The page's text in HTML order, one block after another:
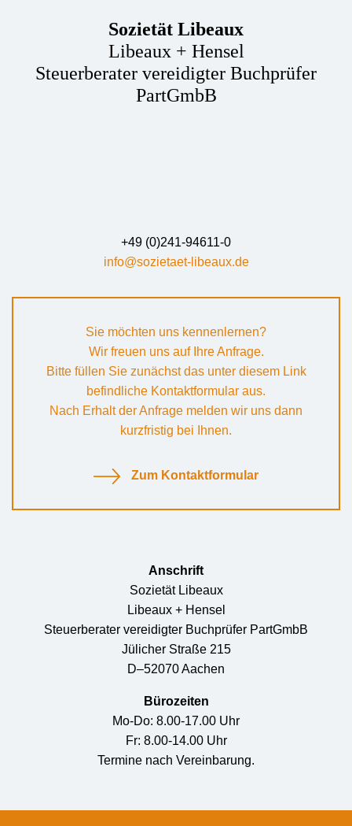
Sozietät Libeaux
Libeaux + Hensel
Steuerberater vereidigter Buchprüfer
PartGmbB
+49 (0)241-94611-0
info@sozietaet-libeaux.de
Sie möchten uns kennenlernen?
Wir freuen uns auf Ihre Anfrage.
Bitte füllen Sie zunächst das unter diesem Link
befindliche Kontaktformular aus.
Nach Erhalt der Anfrage melden wir uns dann
kurzfristig bei Ihnen.
Zum Kontaktformular
Anschrift
Sozietät Libeaux
Libeaux + Hensel
Steuerberater vereidigter Buchprüfer PartGmbB
Jülicher Straße 215
D–52070 Aachen
Bürozeiten
Mo-Do: 8.00-17.00 Uhr
Fr: 8.00-14.00 Uhr
Termine nach Vereinbarung.